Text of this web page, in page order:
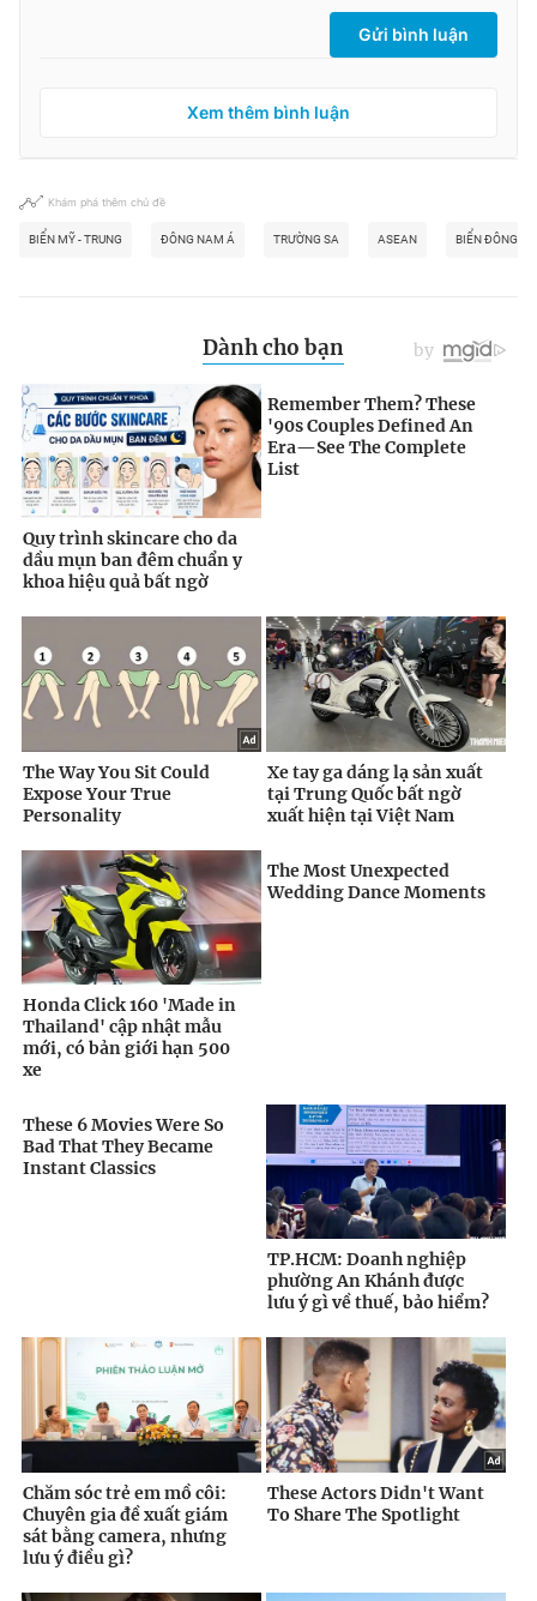
Gửi bình luận
Xem thêm bình luận
Khám phá thêm chủ đề
BIỂN MỸ - TRUNG ĐÔNG NAM Á TRƯỜNG SA ASEAN BIỂN ĐÔNG